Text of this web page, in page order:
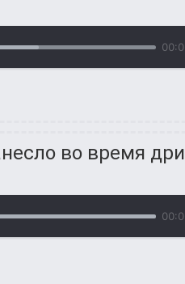
во время